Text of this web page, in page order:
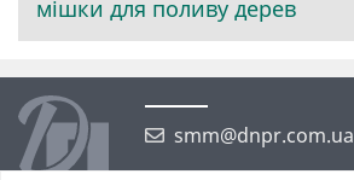
мішки для поливу дерев
smm@dnpr.com.ua